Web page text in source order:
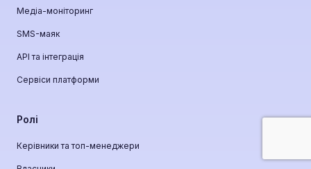
Медіа-моніторинг
SMS-маяк
API та інтеграція
Сервіси платформи
Ролі
Керівники та топ-менеджери